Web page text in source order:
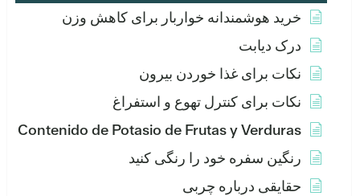
خرید هوشمندانه خواربار برای کاهش وزن
درک دیابت
نکات برای غذا خوردن بیرون
نکات برای کنترل تهوع و استفراغ
Contenido de Potasio de Frutas y Verduras
رنگین سفره خود را رنگی کنید
حقایقی درباره چربی